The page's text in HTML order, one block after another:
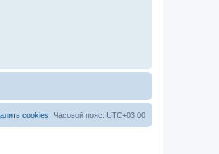
Часовой пояс: UTC+03:00
cookies